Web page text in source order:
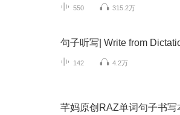
550 315.2万
句子听写| Write from
142 4.2万
芊妈原创RAZ单词句子书写